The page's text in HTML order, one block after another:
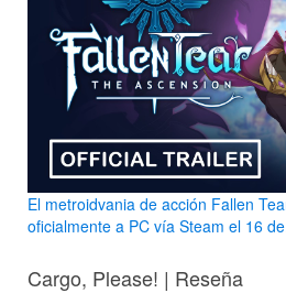
El metroidvania de acción Fallen
oficialmente a PC vía Steam el 16
Cargo, Please! | Reseña